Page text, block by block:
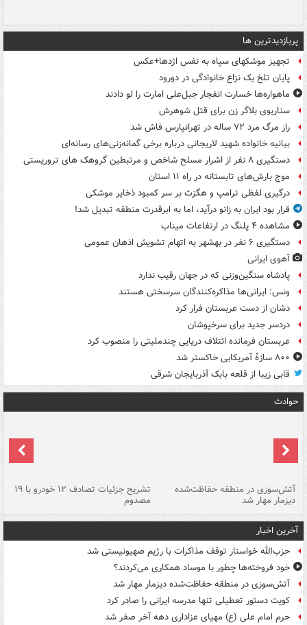
پربازدیدترین ها
تجهیز موشکهای سپاه به نفس اژدها+عکس
پایان تلخ یک نزاع خانوادگی در دورود
ماهواره‌ها خسارت انفجار جبل‌علی امارت را لو دادند
سناریوی بلاگر زن برای قتل شوهرش
راز مرگ مرد ۷۲ ساله در تهرانپارس فاش شد
بیانیه خانواده شهید لاریجانی درباره برخی گمانه‌زنی‌های رسانه‌ای
دستگیری ۸ نفر از اشرار مسلح شاخص و مرتبطین گروهک های تروریستی
موج بارش‌های تابستانه در راه ۱۱ استان
درگیری لفظی ترامپ و هگزث بر سر کمبود ذخایر موشکی
قرار بود ایران به زانو درآید، اما به ابرقدرت منطقه تبدیل شد!
مشاهده ۴ پلنگ در ارتفاعات میناب
دستگیری ۶ نفر در بهشهر به اتهام تشویش اذهان عمومی
آهوی ایرانی
پادشاه سنگین‌وزنی که در جهان رقیب ندارد
ونس: ایرانی‌ها مذاکره‌کنندگان سرسختی هستند
دشان از دست عربستان فرار کرد
دردسر جدید برای سرخپوشان
عربستان فرمانده ائتلاف دریایی چندملیتی را منصوب کرد
۸۰۰ سازۀ آمریکایی خاکستر شد
قابی زیبا از قلعه بابک آذربایجان شرقی
حوادث
آتش‌سوزی در منطقه حفاظت‌شده
دیزمار مهار شد
تشریح جزئیات تصادف ۱۲ خودرو با ۱۹
مصدوم
آخرین اخبار
حزب‌الله خواستار توقف مذاکرات با رژیم صهیونیستی شد
خود فروخته‌ها چطور با موساد همکاری می‌کردند؟
آتش‌سوزی در منطقه حفاظت‌شده دیزمار مهار شد
کویت دستور تعطیلی تنها مدرسه ایرانی را صادر کرد
حرم امام علی (ع) مهیای عزاداری دهه آخر صفر شد